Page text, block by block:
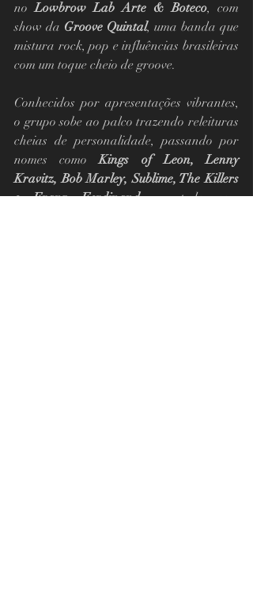
no Lowbrow Lab Arte & Boteco, com
show da Groove Quintal, uma banda que
mistura rock, pop e influências brasileiras
com um toque cheio de groove.
Conhecidos por apresentações vibrantes,
o grupo sobe ao palco trazendo releituras
cheias de personalidade, passando por
nomes como Kings of Leon, Lenny
Kravitz, Bob Marley, Sublime, The Killers
e Franz Ferdinand — tudo com